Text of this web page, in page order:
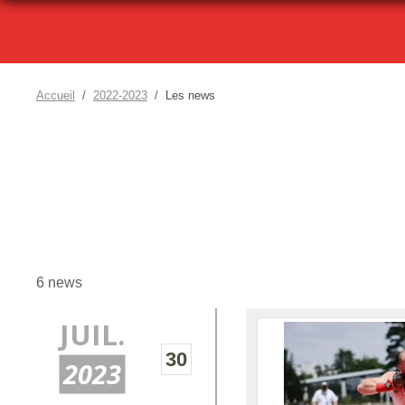
Accueil 2022-2023 Les news
6 news
JUIL.
2023 30